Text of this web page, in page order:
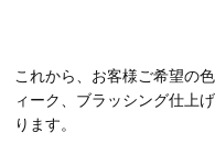
これから、お客様ご希望の
ィーク、ブラッシング仕上
ります。